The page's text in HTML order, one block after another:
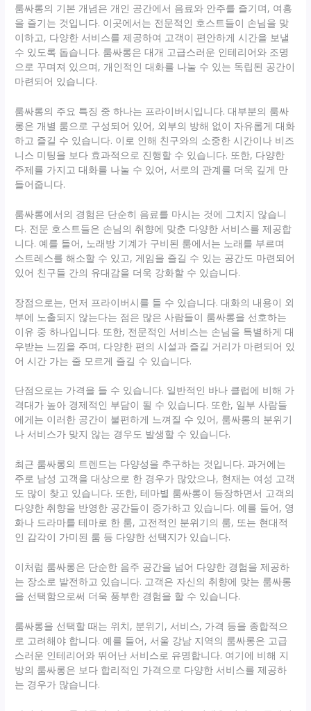
룸싸롱의 기본 개념은 개인 공간에서 음료와 안주를 즐기며, 여흥
을 즐기는 것입니다. 이곳에서는 전문적인 호스트들이 손님을 맞
이하고, 다양한 서비스를 제공하여 고객이 편안하게 시간을 보낼
수 있도록 돕습니다. 룸싸롱은 대개 고급스러운 인테리어와 조명
으로 꾸며져 있으며, 개인적인 대화를 나눌 수 있는 독립된 공간이
마련되어 있습니다.
룸싸롱의 주요 특징 중 하나는 프라이버시입니다. 대부분의 룸싸
롱은 개별 룸으로 구성되어 있어, 외부의 방해 없이 자유롭게 대화
하고 즐길 수 있습니다. 이로 인해 친구와의 소중한 시간이나 비즈
니스 미팅을 보다 효과적으로 진행할 수 있습니다. 또한, 다양한
주제를 가지고 대화를 나눌 수 있어, 서로의 관계를 더욱 깊게 만
들어줍니다.
룸싸롱에서의 경험은 단순히 음료를 마시는 것에 그치지 않습니
다. 전문 호스트들은 손님의 취향에 맞춘 다양한 서비스를 제공합
니다. 예를 들어, 노래방 기계가 구비된 룸에서는 노래를 부르며
스트레스를 해소할 수 있고, 게임을 즐길 수 있는 공간도 마련되어
있어 친구들 간의 유대감을 더욱 강화할 수 있습니다.
장점으로는, 먼저 프라이버시를 들 수 있습니다. 대화의 내용이 외
부에 노출되지 않는다는 점은 많은 사람들이 룸싸롱을 선호하는
이유 중 하나입니다. 또한, 전문적인 서비스는 손님을 특별하게 대
우받는 느낌을 주며, 다양한 편의 시설과 즐길 거리가 마련되어 있
어 시간 가는 줄 모르게 즐길 수 있습니다.
단점으로는 가격을 들 수 있습니다. 일반적인 바나 클럽에 비해 가
격대가 높아 경제적인 부담이 될 수 있습니다. 또한, 일부 사람들
에게는 이러한 공간이 불편하게 느껴질 수 있어, 룸싸롱의 분위기
나 서비스가 맞지 않는 경우도 발생할 수 있습니다.
최근 룸싸롱의 트렌드는 다양성을 추구하는 것입니다. 과거에는
주로 남성 고객을 대상으로 한 경우가 많았으나, 현재는 여성 고객
도 많이 찾고 있습니다. 또한, 테마별 룸싸롱이 등장하면서 고객의
다양한 취향을 반영한 공간들이 증가하고 있습니다. 예를 들어, 영
화나 드라마를 테마로 한 룸, 고전적인 분위기의 룸, 또는 현대적
인 감각이 가미된 룸 등 다양한 선택지가 있습니다.
이처럼 룸싸롱은 단순한 음주 공간을 넘어 다양한 경험을 제공하
는 장소로 발전하고 있습니다. 고객은 자신의 취향에 맞는 룸싸롱
을 선택함으로써 더욱 풍부한 경험을 할 수 있습니다.
룸싸롱을 선택할 때는 위치, 분위기, 서비스, 가격 등을 종합적으
로 고려해야 합니다. 예를 들어, 서울 강남 지역의 룸싸롱은 고급
스러운 인테리어와 뛰어난 서비스로 유명합니다. 여기에 비해 지
방의 룸싸롱은 보다 합리적인 가격으로 다양한 서비스를 제공하
는 경우가 많습니다.